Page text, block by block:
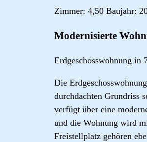
Zimmer: 4,50 Baujahr:
Modernisierte
Erdgeschosswohnung in
Die
durchdachten Grundriss
verfügt über eine
und die Wohnung wird
Freistellplatz gehören